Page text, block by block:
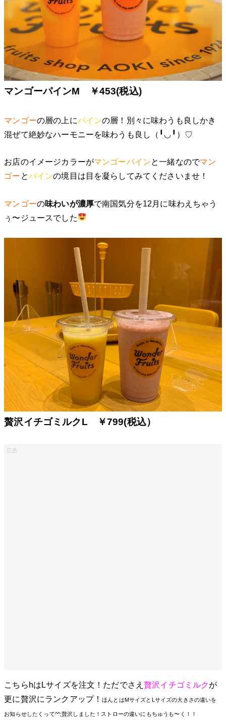
マンゴーパインM ￥453(税込)
マンゴーの層の上にパインの層！別々に味わうも良しかき
混ぜて絶妙なハーモニーを味わうも良し（╹◡╹）♡
お店のイメージカラーがマンゴーパインと一緒なのでマン
ゴー とパインの境目は目を凝らしてみてくださいませ！
マンゴーの味わいが濃厚で南国気分を12月に味わえちゃう
ぅ〜ジュースでした
贅沢イチゴミルクL ￥799(税込）
こちらhはLサイズを注文！ただでさえ贅沢イチゴミルクが
更に贅沢にランクアップ！ほんとはMサイズとLサイズの大きさの違いを
お知らせしたくって^^;贅沢しました！ストローの違いにもちゅうも〜く！！